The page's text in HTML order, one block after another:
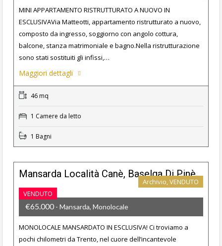
MINI APPARTAMENTO RISTRUTTURATO A NUOVO IN
ESCLUSIVAVia Matteotti, appartamento ristrutturato a nuovo,
composto da ingresso, soggiorno con angolo cottura,
balcone, stanza matrimoniale e bagno.Nella ristrutturazione
sono stati sostituiti gli infissi,…
Maggiori dettagli
46 mq
1 Camere da letto
1 Bagni
Mansarda Località Canè, Baselga Di Pinè
VENDUTO
Archivio, VENDUTO
€65.000 - Mansarda, Monolocale
MONOLOCALE MANSARDATO IN ESCLUSIVA! Ci troviamo a
pochi chilometri da Trento, nel cuore dell’incantevole